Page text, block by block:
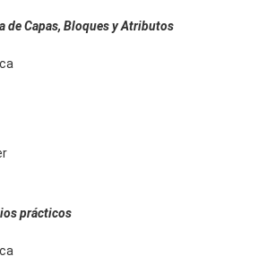
de Capas, Bloques y Atributos
prácticos